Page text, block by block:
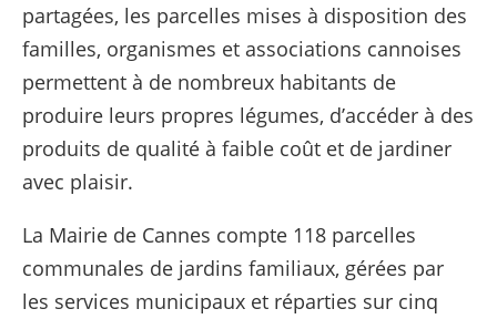
partagées, les parcelles mises à disposition des
familles, organismes et associations cannoises
permettent à de nombreux habitants de
produire leurs propres légumes, d’accéder à des
produits de qualité à faible coût et de jardiner
avec plaisir.
La Mairie de Cannes compte 118 parcelles
communales de jardins familiaux, gérées par
les services municipaux et réparties sur cinq